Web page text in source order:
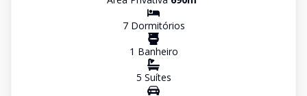
7Dormitórios
1 Banheiro
5 Suítes